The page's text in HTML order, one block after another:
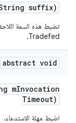
suffix)
Tradefed.
abstract void
mInvocation
Timeout)
اضبط مهلة الاستدعاء.